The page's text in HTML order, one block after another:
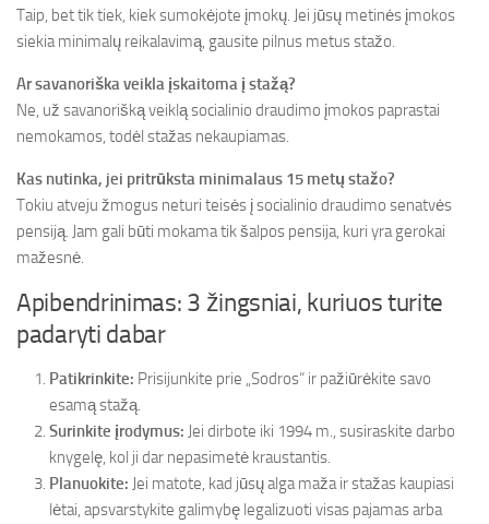
Taip, bet tik tiek, kiek sumokėjote įmokų. Jei jūsų metinės įmokos
siekia minimalų reikalavimą, gausite pilnus metus stažo.
Ar savanoriška veikla įskaitoma į stažą?
Ne, už savanorišką veiklą socialinio draudimo įmokos paprastai
nemokamos, todėl stažas nekaupiamas.
Kas nutinka, jei pritrūksta minimalaus 15 metų stažo?
Tokiu atveju žmogus neturi teisės į socialinio draudimo senatvės
pensiją. Jam gali būti mokama tik šalpos pensija, kuri yra gerokai
mažesnė.
Apibendrinimas: 3 žingsniai, kuriuos turite
padaryti dabar
Patikrinkite: Prisijunkite prie „Sodros“ ir pažiūrėkite savo
esamą stažą.
Surinkite įrodymus: Jei dirbote iki 1994 m., susiraskite darbo
knygelę, kol ji dar nepasimetė kraustantis.
Planuokite: Jei matote, kad jūsų alga maža ir stažas kaupiasi
lėtai, apsvarstykite galimybę legalizuoti visas pajamas arba